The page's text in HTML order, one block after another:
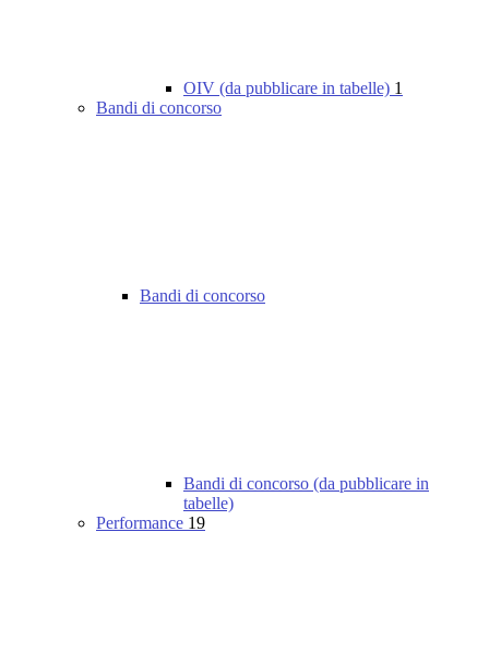
OIV (da pubblicare in tabelle) 1
Bandi di concorso
Bandi di concorso
Bandi di concorso (da pubblicare in
tabelle)
Performance 19